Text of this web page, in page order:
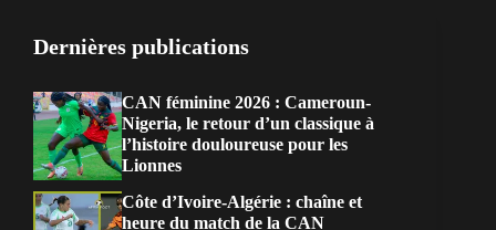
Dernières publications
CAN féminine 2026 : Cameroun-
Nigeria, le retour d’un classique à
l’histoire douloureuse pour les
Lionnes
Côte d’Ivoire-Algérie : chaîne et
heure du match de la CAN